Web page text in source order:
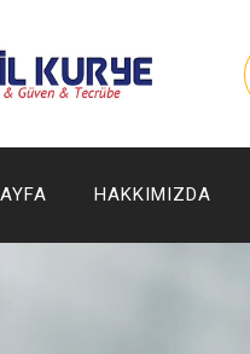
HAKKIMIZDA